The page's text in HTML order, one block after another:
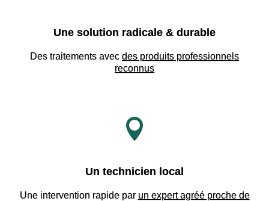
Une solution radicale & durable
Des traitements avec des produits professionnels
reconnus

Un technicien local
Une intervention rapide par un expert agréé proche de